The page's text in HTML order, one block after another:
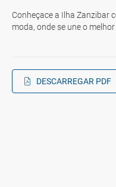
Conheçace a Ilha Zanzibar
moda, onde se une o
DESCARREGAR PDF